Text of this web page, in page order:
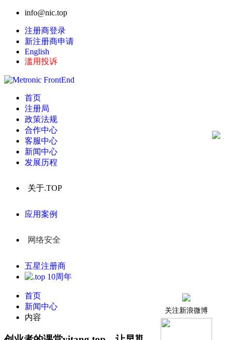
info@nic.top
注册商登录
新注册商申请
English
滥用投诉
首页
注册局
政策法规
合作中心
客服中心
新闻中心
发展历程
关于.TOP
应用案例
网络安全
五星注册商
关注新浪微博
首页
新闻中心
内容